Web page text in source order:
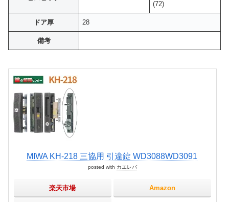
(72)
ドア厚 28
備考
MIWA KH-218 三協用 引違錠 WD3088WD3091
posted with カエレバ
楽天市場 Amazon